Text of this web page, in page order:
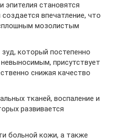
эпителия становятся
впечатление, что
мозолистым
который постепенно
присутствует
снижая качество
тканей, воспаление и
развивается
больной кожи, а также